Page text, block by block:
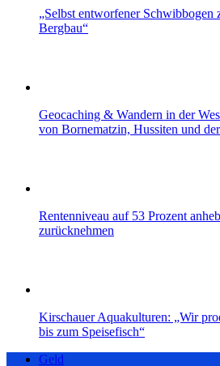
„Selbst entworfener Schwibbogen
Bergbau“
Geocaching & Wandern in der
von Bornematzin, Hussiten und
Rentenniveau auf 53 Prozent
zurücknehmen
Kirschauer Aquakulturen: „Wir
bis zum Speisefisch“
Geld